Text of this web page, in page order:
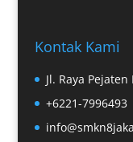
Kontak Kami
Jl. Raya
+6221-7996493